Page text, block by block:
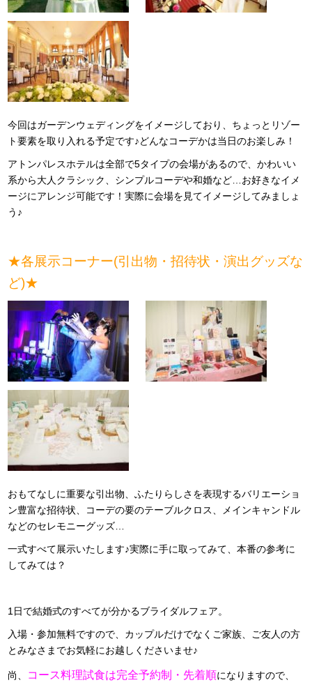
今回はガーデンウェディングをイメージしており、ちょっとリゾー
ト要素を取り入れる予定です♪どんなコーデかは当日のお楽しみ！
アトンパレスホテルは全部で5タイプの会場があるので、かわいい
系から大人クラシック、シンプルコーデや和婚など…お好きなイメ
ージにアレンジ可能です！実際に会場を見てイメージしてみましょ
う♪
★各展示コーナー(引出物・招待状・演出グッズな
ど)★
おもてなしに重要な引出物、ふたりらしさを表現するバリエーショ
ン豊富な招待状、コーデの要のテーブルクロス、メインキャンドル
などのセレモニーグッズ…
一式すべて展示いたします♪実際に手に取ってみて、本番の参考に
してみては？
1日で結婚式のすべてが分かるブライダルフェア。
入場・参加無料ですので、カップルだけでなくご家族、ご友人の方
とみなさまでお気軽にお越しくださいませ♪
尚、 コース料理試食は完全予約制・先着順になりますので、